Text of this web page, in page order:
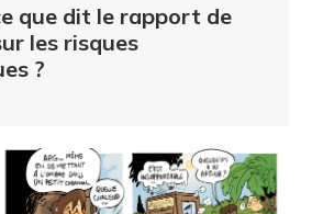
que dit le rapport de
les risques
?